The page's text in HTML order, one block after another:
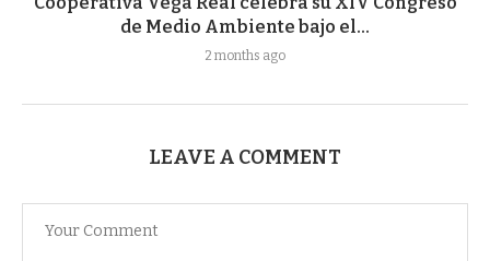
de Medio Ambiente bajo el...
2 months ago
LEAVE A COMMENT